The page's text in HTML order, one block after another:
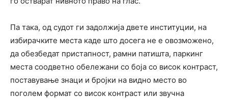
Па така, од судот ги задолжија двете институции, на
избирачките места каде што досега не е овозможено,
да обезбедат пристапност, рамни патишта, паркинг
места соодветно обележани со боја со висок контраст,
поставување знаци и бројки на видно место во
поголем формат со висок контраст или звучна